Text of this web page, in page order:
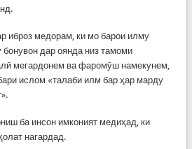
иброз медорам, ки мо барои илму
дар оянда низ тамоми
мегардонем ва фаромӯш намекунем,
ислом «талаби илм бар ҳар марду
ба инсон имконият медиҳад, ки
нагардад.